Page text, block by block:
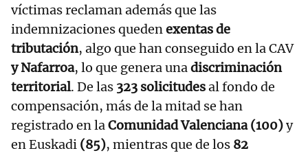
víctimas reclaman además que las
indemnizaciones quedenexentas de
tributación, algo que han conseguido en la CAV
y Nafarroa, lo que genera unadiscriminación
territorial. De las 323 solicitudesal fondo de
compensación, más de la mitad se han
registrado en laComunidad Valenciana (100)y
en Euskadi (85), mientras que de los 82